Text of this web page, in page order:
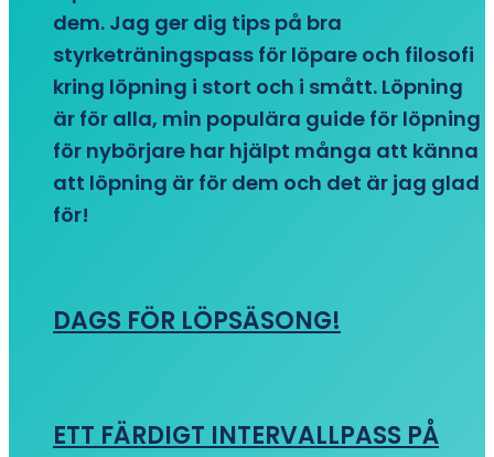
dem. Jag ger dig tips på bra
styrketräningspass för löpare och filosofi
kring löpning i stort och i smått. Löpning
är för alla, min populära guide för löpning
för nybörjare har hjälpt många att känna
att löpning är för dem och det är jag glad
för!
DAGS FÖR LÖPSÄSONG!
ETT FÄRDIGT INTERVALLPASS PÅ